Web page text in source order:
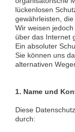
lückenlosen
gewährleisten,
Wir weisen
über das Internet
Ein absoluter
Sie können uns
alternativen
1. Name und
Diese
durch: